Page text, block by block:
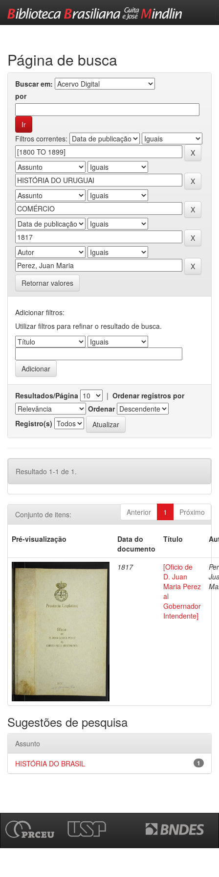
Página de busca
Buscar em:
por
Filtros correntes:
Retornar valores
Adicionar filtros:
Utilizar filtros para refinar o resultado de busca.
Resultados/Página | Ordenar registros por
Ordenar
Registro(s)
Resultado 1-1 de 1.
Anterior 1 Próximo
Conjunto de itens:
Pré-visualização
Data do
documento
Título
1817
[Oficio de
D. Juan
Maria Perez
al
Gobernador
Intendente]
Sugestões de pesquisa
Assunto
1
HISTÓRIA DO BRASIL